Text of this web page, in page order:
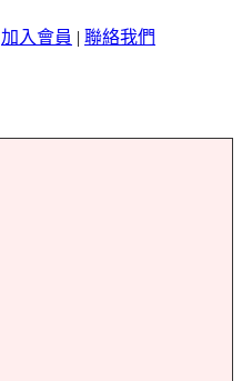
加入會員 | 聯絡我們